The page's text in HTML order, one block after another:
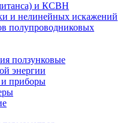
и КСВН
и нелинейных искажений
полупроводниковых
ползунковые
энергии
и приборы